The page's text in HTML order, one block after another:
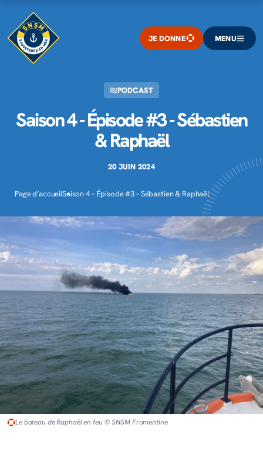
JE DONNE MENU
PODCAST
Saison 4 - Épisode #3 - Sébastien
& Raphaël
20 JUIN 2024
Page d’accueilSaison 4 – Épisode #3 – Sébastien & Raphaël
Le bateau de Raphaël en feu © SNSM Fromentine